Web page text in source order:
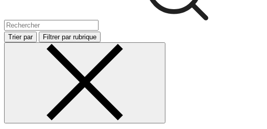
Trier par Filtrer par rubrique